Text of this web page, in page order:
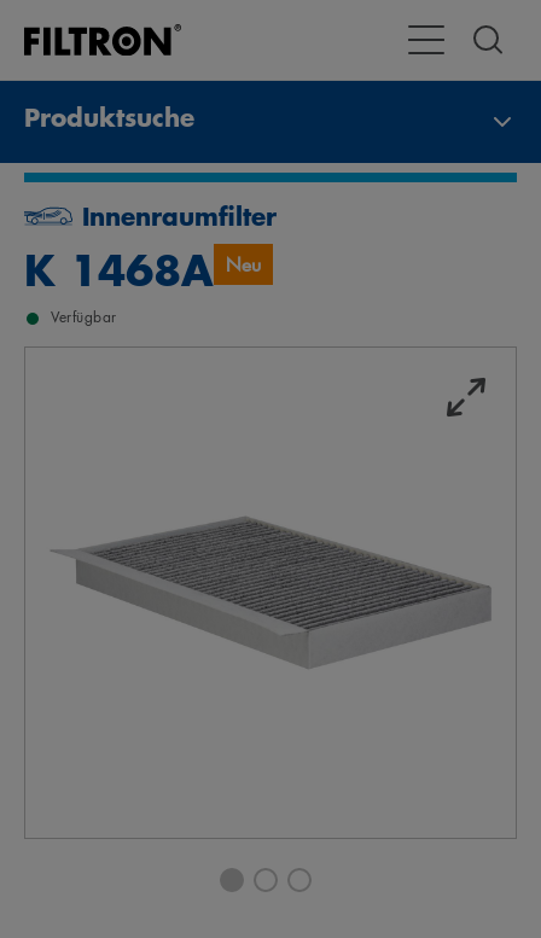
Toggle
Produktsuche
Innenraumfilter
K 1468A Neu
Verfügbar